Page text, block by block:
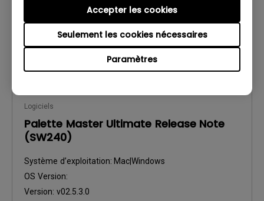
Paramètres
Seulement les cookies nécessaires
Accepter les cookies
467.08 MB
Télécharger
Logiciels
Palette Master Ultimate Release Note
(SW240)
Système d’exploitation: Mac|Windows
OS Version:
Version: v02.5.3.0